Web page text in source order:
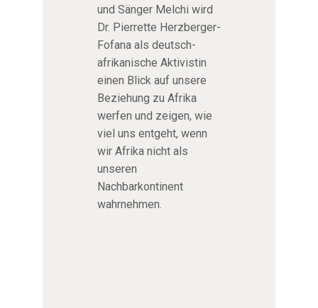
und Sänger Melchi wird
Dr. Pierrette Herzberger-
Fofana als deutsch-
afrikanische Aktivistin
einen Blick auf unsere
Beziehung zu Afrika
werfen und zeigen, wie
viel uns entgeht, wenn
wir Afrika nicht als
unseren
Nachbarkontinent
wahrnehmen.